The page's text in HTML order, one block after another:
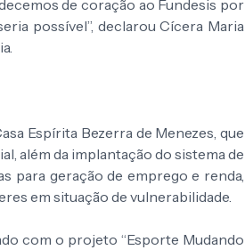
de coração ao Fundesis por
possível”, declarou Cícera Maria
Espírita Bezerra de Menezes, que
além da implantação do sistema de
para geração de emprego e renda,
em situação de vulnerabilidade.
com o projeto “Esporte Mudando